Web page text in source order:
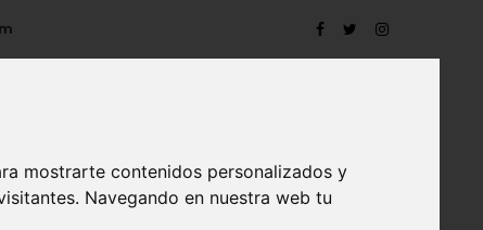
mostrarte contenidos personalizados y
Navegando en nuestra web tu